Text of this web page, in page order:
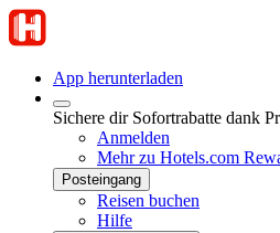
App herunterladen
Sichere dir Sofortrabatte dank
Anmelden
Mehr zu Hotels.com
Posteingang
Reisen buchen
Hilfe